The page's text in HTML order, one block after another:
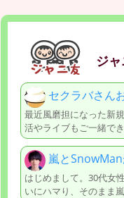
ジ
セクラバさん
最近風磨担になった新
活やライブもご一緒で
嵐とSnowMan
はじめまして。30代女
いにハマり、そのまま